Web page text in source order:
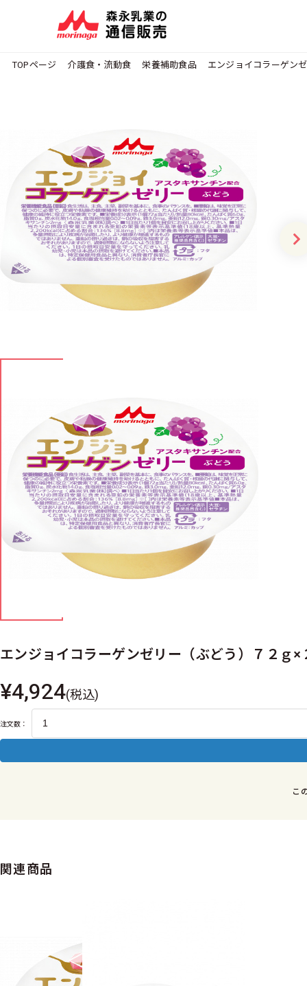
TOPページ 介護食・流動食 栄養補助食品 エンジョイコラーゲン
エンジョイコラーゲンゼリー（ぶどう）７２ｇ×
¥4,924(税込)
注文数：
こ
関連商品